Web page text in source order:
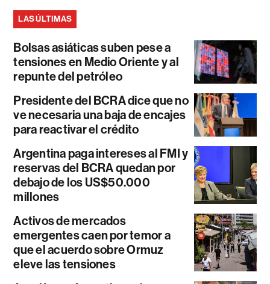
LAS ÚLTIMAS
Bolsas asiáticas suben pese a
tensiones en Medio Oriente y al
repunte del petróleo
Presidente del BCRA dice que no
ve necesaria una baja de encajes
para reactivar el crédito
Argentina paga intereses al FMI y
reservas del BCRA quedan por
debajo de los US$50.000
millones
Activos de mercados
emergentes caen por temor a
que el acuerdo sobre Ormuz
eleve las tensiones